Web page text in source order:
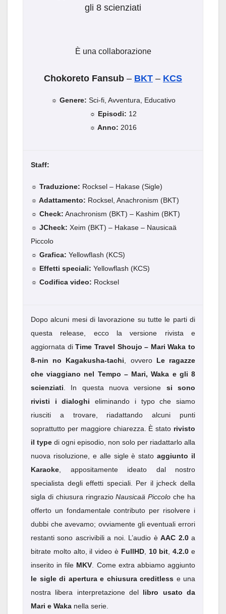
gli 8 scienziati
È una collaborazione
Chokoreto Fansub – BKT – KCS
☼ Genere: Sci-fi, Avventura, Educativo
☼ Episodi: 12
☼ Anno: 2016
Staff:
☼ Traduzione: Rocksel – Hakase (Sigle)
☼ Adattamento: Rocksel, Anachronism (BKT)
☼ Check: Anachronism (BKT) – Kashim (BKT)
☼ JCheck: Xeim (BKT) – Hakase – Nausicaä
Piccolo
☼ Grafica: Yellowflash (KCS)
☼ Effetti speciali: Yellowflash (KCS)
☼ Codifica video: Rocksel
Dopo alcuni mesi di lavorazione su tutte le parti di
questa release, ecco la versione rivista e
aggiornata diTime Travel Shoujo – Mari Waka to
8-nin no Kagakusha-tachi, ovvero Le ragazze
che viaggiano nel Tempo – Mari, Waka e gli 8
scienziati. In questa nuova versione si sono
rivisti i dialoghi eliminando i typo che siamo
riusciti a trovare, riadattando alcuni punti
soprattutto per maggiore chiarezza. È stato rivisto
il type di ogni episodio, non solo per riadattarlo alla
nuova risoluzione, e alle sigle è statoaggiunto il
Karaoke, appositamente ideato dal nostro
specialista degli effetti speciali. Per il jcheck della
sigla di chiusura ringrazioNausicaä Piccolo che ha
offerto un fondamentale contributo per risolvere i
dubbi che avevamo; ovviamente gli eventuali errori
restanti sono ascrivibili a noi. L’audio èAAC 2.0a
bitrate molto alto, il video è FullHD, 10 bit,4.2.0 e
inserito in file MKV. Come extra abbiamo aggiunto
le sigle di apertura e chiusura creditless e una
nostra libera interpretazione del libro usato da
Mari e Waka nella serie.